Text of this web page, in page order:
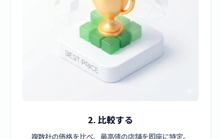
2. 比較する
複数社の価格を比べ、最高値の店舗を即座に特定。